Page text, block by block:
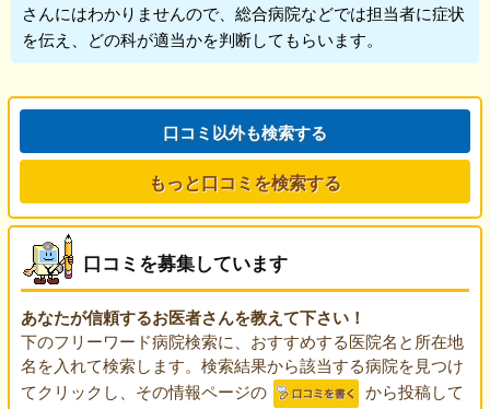
さんにはわかりませんので、総合病院などでは担当者に症状
を伝え、どの科が適当かを判断してもらいます。
口コミ以外も検索する
もっと口コミを検索する
口コミを募集しています
あなたが信頼するお医者さんを教えて下さい！
下のフリーワード病院検索に、おすすめする医院名と所在地
名を入れて検索します。検索結果から該当する病院を見つけ
てクリックし、その情報ページの
から投稿して